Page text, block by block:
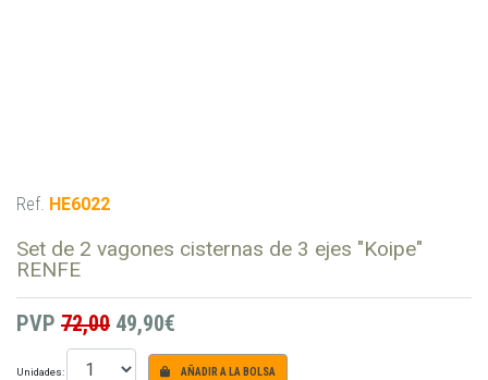
Ref. HE6022
Set de 2 vagones cisternas de 3 ejes "Koipe"
RENFE
PVP 72,00 49,90€
Unidades: AÑADIR A LA BOLSA